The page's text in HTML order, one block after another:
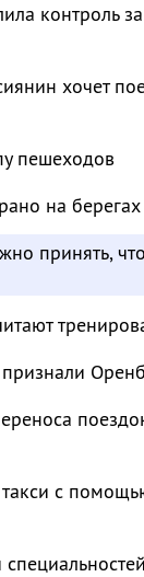
контроль
хочет
пешеходов
на
принять,
с